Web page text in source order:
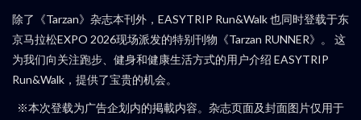
除了《Tarzan》杂志本刊外，EASYTRIP Run&Walk 也同时登载于东
京马拉松EXPO 2026现场派发的特别刊物《Tarzan RUNNER》。 这
为我们向关注跑步、健身和健康生活方式的用户介绍 EASYTRIP
Run&Walk，提供了宝贵的机会。
※本次登载为广告企划内的掲載内容。杂志页面及封面图片仅用于